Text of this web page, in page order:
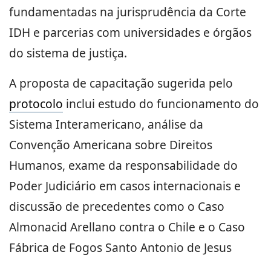
fundamentadas na jurisprudência da Corte
IDH e parcerias com universidades e órgãos
do sistema de justiça.
A proposta de capacitação sugerida pelo
protocolo inclui estudo do funcionamento do
Sistema Interamericano, análise da
Convenção Americana sobre Direitos
Humanos, exame da responsabilidade do
Poder Judiciário em casos internacionais e
discussão de precedentes como o Caso
Almonacid Arellano contra o Chile e o Caso
Fábrica de Fogos Santo Antonio de Jesus